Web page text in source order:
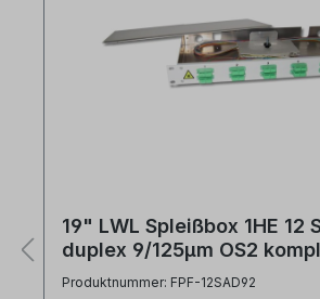
19" LWL Spleißbox 1HE 12
duplex 9/125µm OS2
spleißfertig mit
Produktnummer: FPF-12SAD92